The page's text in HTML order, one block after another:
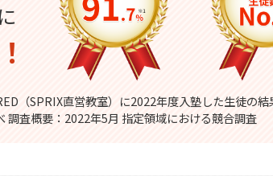
に
（SPRIX直営教室）に2022年度入塾した生徒の結
査概要：2022年5月 指定領域における競合調査